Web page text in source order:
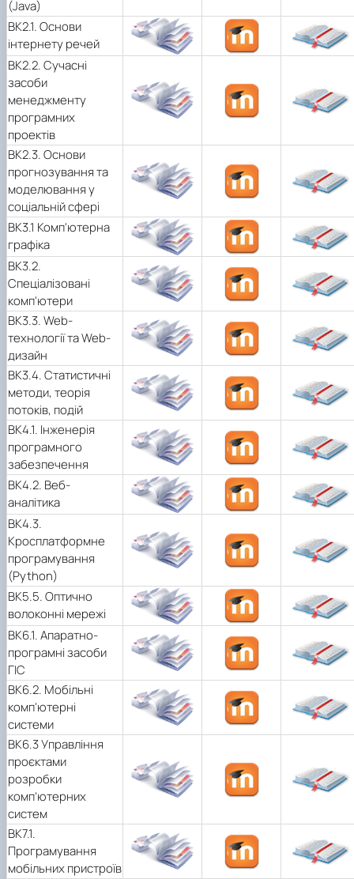
(Java)
ВК2.1. Основи
інтернету речей
ВК2.2. Сучасні
засоби
менеджменту
програмних
проектів
ВК2.3. Основи
прогнозування та
моделювання у
соціальній сфері
ВК3.1 Комп'ютерна
графіка
ВК3.2.
Спеціалізовані
комп'ютери
ВК3.3. Web-
технології та Web-
дизайн
ВК3.4. Статистичні
методи, теорія
потоків, подій
ВК4.1. Інженерія
програмного
забезпечення
ВК4.2. Веб-
аналітика
ВК4.3.
Кросплатформне
програмування
(Python)
ВК5.5. Оптично
волоконні мережі
ВК6.1. Апаратно-
програмні засоби
ГІС
ВК6.2. Мобільні
комп'ютерні
системи
ВК6.3 Управління
проєктами
розробки
комп’ютерних
систем
ВК7.1.
Програмування
мобільних пристроїв